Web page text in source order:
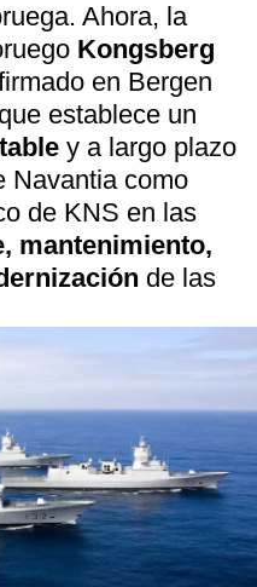
Ahora, la
Kongsberg
en Bergen
establece un
y a largo plazo
Navantia como
de KNS en las
mantenimiento,
de las